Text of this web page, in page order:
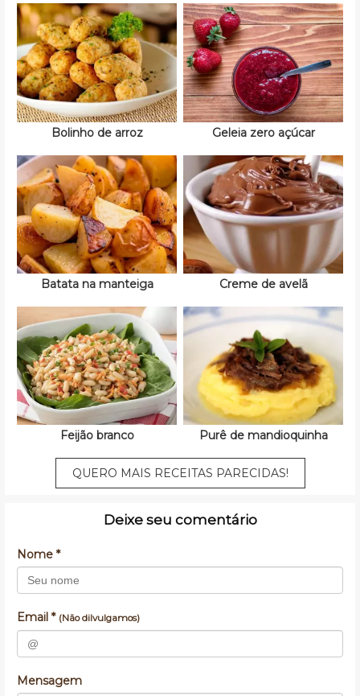
Bolinho de arroz Geleia zero açúcar
Batata na manteiga Creme de avelã
Feijão branco Purê de mandioquinha
QUERO MAIS RECEITAS PARECIDAS!
Deixe seu comentário
Nome *
Email * (Não dilvulgamos)
Mensagem